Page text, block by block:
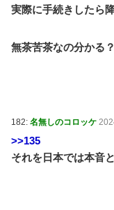
実際に手続きしたら
無茶苦茶なの分かる？
182: 名無しのコロッケ
>>135
それを日本では本音